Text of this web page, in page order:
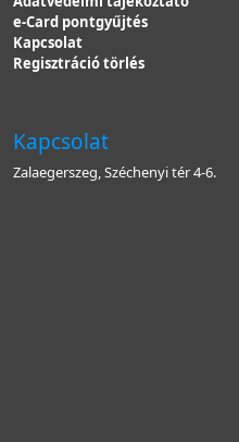
e-Card pontgyűjtés
Kapcsolat
Regisztráció törlés
Kapcsolat
Zalaegerszeg, Széchenyi tér 4-6.